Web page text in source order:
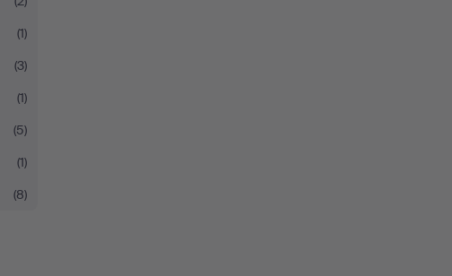
(1)
(3)
(1)
(5)
(1)
(8)